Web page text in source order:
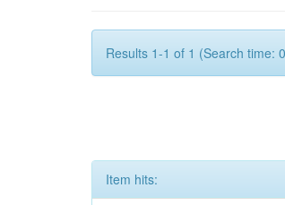
Results 1-1 of 1 (Search time:
Item hits: